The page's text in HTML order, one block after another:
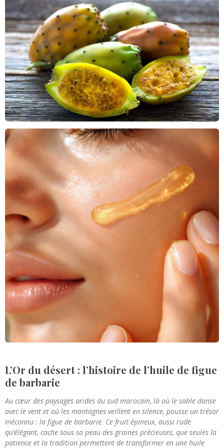
L’Or du désert : l’histoire de l’huile de figue
de barbarie
Au cœur des paysages arides du sud marocain, là où le sable danse
avec le vent et où les montagnes veillent en silence, pousse un trésor
méconnu : la figue de barbarie. Ce fruit épineux, aussi rude
qu’élégant, cache sous sa peau des graines précieuses, que seules la
patience et la tradition permettent de transformer en une huile